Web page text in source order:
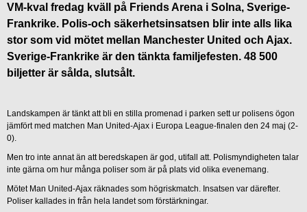
VM-kval fredag kväll på Friends Arena i Solna, Sverige-
Frankrike. Polis-och säkerhetsinsatsen blir inte alls lika
stor som vid mötet mellan Manchester United och Ajax.
Sverige-Frankrike är den tänkta familjefesten. 48 500
biljetter är sålda, slutsålt.
Landskampen är tänkt att bli en stilla promenad i parken sett ur polisens ögon
jämfört med matchen Man United-Ajax i Europa League-finalen den 24 maj (2-
0).
Men tro inte annat än att beredskapen är god, utifall att. Polismyndigheten talar
inte gärna om hur många poliser som är på plats vid olika evenemang.
Mötet Man United-Ajax räknades som högriskmatch. Insatsen var därefter.
Poliser kallades in från hela landet som förstärkningar.